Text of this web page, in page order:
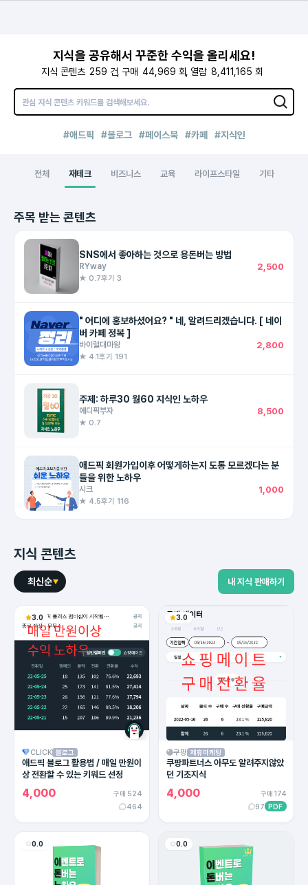
지식을 공유해서 꾸준한 수익을 올리세요!
지식 콘텐츠 259 건 구매 44,969 회 열람 8,411,165 회
#애드픽 #블로그 #페이스북 #카페 #지식인
전체 재테크 비즈니스 교육 라이프스타일 기타
주목 받는 콘텐츠
SNS에서 좋아하는 것으로 용돈버는 방법
RYway 2,500
★ 0.7후기 3
" 어디에 홍보하셨어요? " 네, 알려드리겠습니다. [ 네이
버 카페 정복 ]
바이럴대마왕 2,800
★ 4.1후기 191
주제: 하루30 월60 지식인 노하우
에디픽부자 8,500
★ 0.7
애드픽 회원가입이후 어떻게하는지 도통 모르겠다는 분
들을 위한 노하우
시크 1,000
★ 4.5후기 116
지식 콘텐츠
최신순 내 지식 판매하기
3.0
CLICK 블로그
애드픽 블로그 활용법 / 매일 만원이
상 전환할 수 있는 키워드 선정
4,000
구매 524
464
3.0
쿠팡 제휴마케팅
쿠팡파트너스 아무도 알려주지않았
던 기초지식
4,000
구매 174
97 PDF
0.0 0.0